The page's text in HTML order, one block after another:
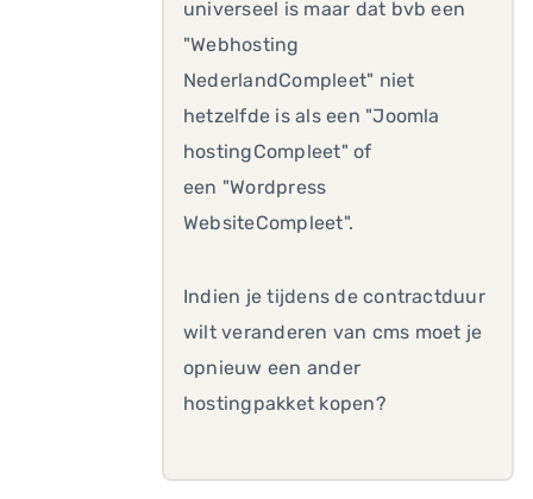
universeel is maar dat bvb een
"Webhosting
NederlandCompleet" niet
hetzelfde is als een "Joomla
hostingCompleet" of
een "Wordpress
WebsiteCompleet".
Indien je tijdens de contractduur
wilt veranderen van cms moet je
opnieuw een ander
hostingpakket kopen?